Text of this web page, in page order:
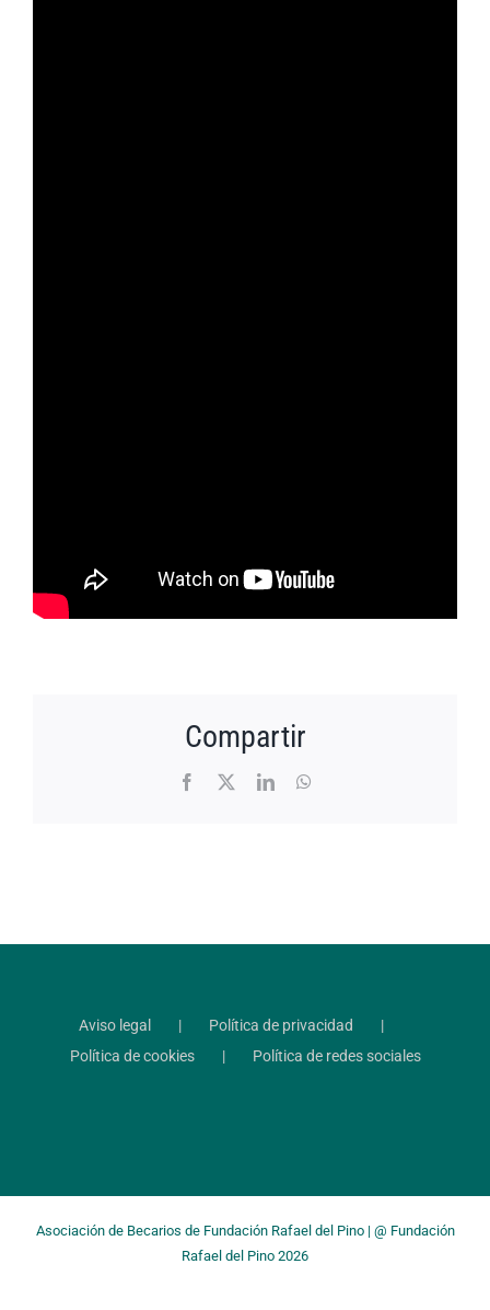
Compartir
Facebook LinkedIn
Aviso legal
Política de privacidad
Política de cookies
Política de redes sociales
Asociación de Becarios de Fundación Rafael del Pino| @ Fundación
Rafael del Pino 2026